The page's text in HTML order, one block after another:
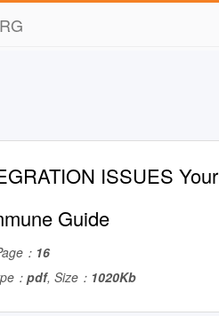
ISSUES
Guide
： 16
： pdf, Size： 1020Kb